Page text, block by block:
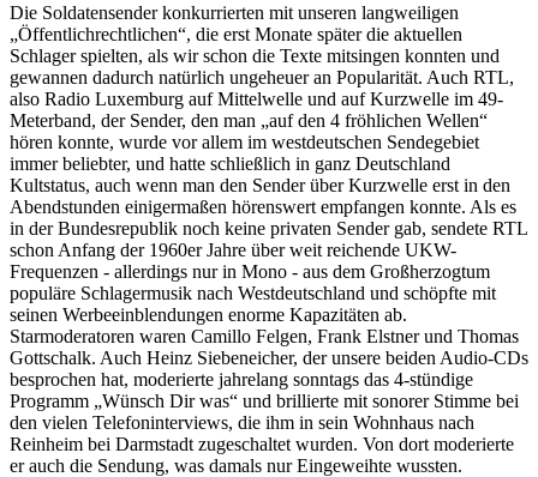
Die Soldatensender konkurrierten mit unseren langweiligen
Öffentlichrechtlichen , die erst Monate später die aktuellen
Schlager spielten, als wir schon die Texte mitsingen konnten und
gewannen dadurch natürlich ungeheuer an Popularität. Auch RTL,
also Radio Luxemburg auf Mittelwelle und auf Kurzwelle im 49-
Meterband, der Sender, den man
auf den 4 fröhlichen Wellen
hören konnte, wurde vor allem im westdeutschen Sendegebiet
immer beliebter, und hatte schließlich in ganz Deutschland
Kultstatus, auch wenn man den Sender über Kurzwelle erst in den
Abendstunden einigermaßen hörenswert empfangen konnte. Als es
in der Bundesrepublik noch keine privaten Sender gab, sendete RTL
schon Anfang der 1960er Jahre über weit reichende UKW-
Frequenzen - allerdings nur in Mono - aus dem Großherzogtum
populäre Schlagermusik nach Westdeutschland und schöpfte mit
seinen Werbeeinblendungen enorme Kapazitäten ab.
Starmoderatoren waren Camillo Felgen, Frank Elstner und Thomas
Gottschalk. Auch Heinz Siebeneicher, der unsere beiden Audio-CDs
besprochen hat, moderierte jahrelang sonntags das 4-stündige
Programm
Wünsch Dir was
und brillierte mit sonorer Stimme bei
den vielen Telefoninterviews, die ihm in sein Wohnhaus nach
Reinheim bei Darmstadt zugeschaltet wurden. Von dort moderierte
er auch die Sendung, was damals nur Eingeweihte wussten.